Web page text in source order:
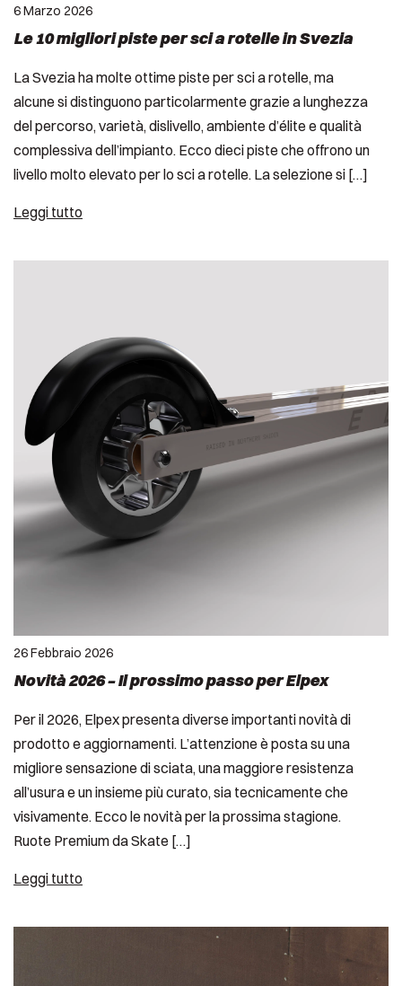
6 Marzo 2026
Le 10 migliori piste per sci a rotelle in Svezia
La Svezia ha molte ottime piste per sci a rotelle, ma
alcune si distinguono particolarmente grazie a lunghezza
del percorso, varietà, dislivello, ambiente d’élite e qualità
complessiva dell’impianto. Ecco dieci piste che offrono un
livello molto elevato per lo sci a rotelle. La selezione si […]
Leggi tutto
26 Febbraio 2026
Novità 2026 – Il prossimo passo per Elpex
Per il 2026, Elpex presenta diverse importanti novità di
prodotto e aggiornamenti. L’attenzione è posta su una
migliore sensazione di sciata, una maggiore resistenza
all’usura e un insieme più curato, sia tecnicamente che
visivamente. Ecco le novità per la prossima stagione.
Ruote Premium da Skate […]
Leggi tutto